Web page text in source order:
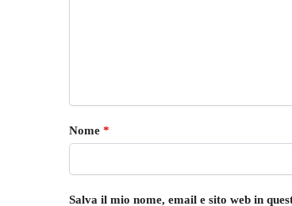
Nome *
Salva il mio nome, email e sito web in